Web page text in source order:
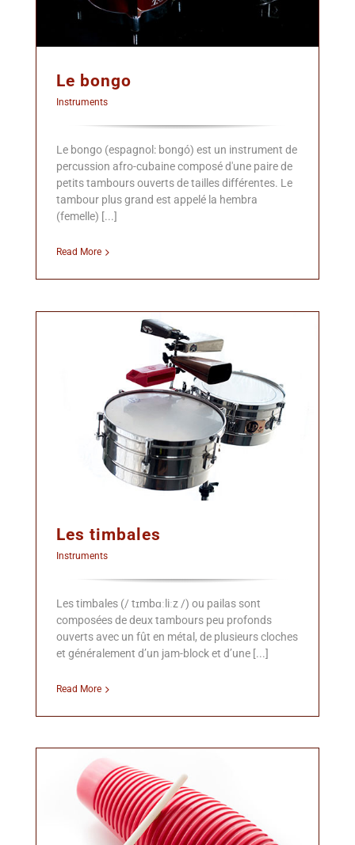
Le bongo
Instruments
Le bongo (espagnol: bongó) est un instrument de
percussion afro-cubaine composé d'une paire de
petits tambours ouverts de tailles différentes. Le
tambour plus grand est appelé la hembra
(femelle) [...]
Read More
Les timbales
Instruments
Les timbales (/ tɪmbɑːliːz /) ou pailas sont
composées de deux tambours peu profonds
ouverts avec un fût en métal, de plusieurs cloches
et généralement d’un jam-block et d’une [...]
Read More